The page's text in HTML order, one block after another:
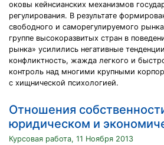
оковы кейнсианских механизмов
регулирования. В результате
свободного и саморегулируемого
группе высокоразвитых стран в
рынка» усилились негативные
конфликтность, жажда легкого и
контроль над многими крупными
с хищнической психологией.
Отношения
юридическом и
Курсовая работа, 11 Ноября 2013